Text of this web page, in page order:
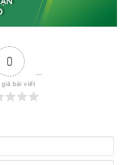
0
giá bài viết